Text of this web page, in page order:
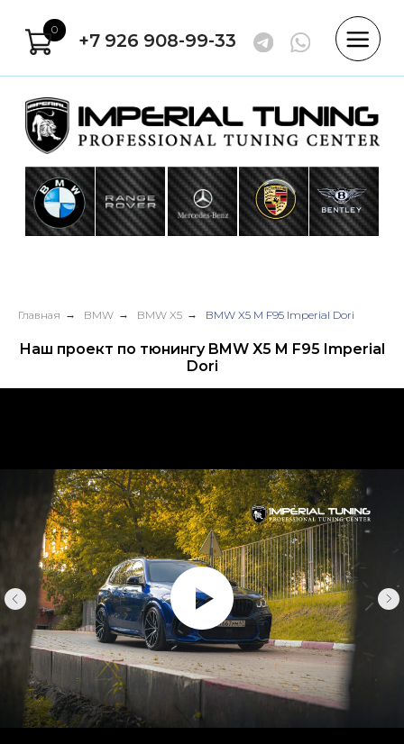
+7 926 908-99-33
Главная → BMW → BMW X5 → BMW X5 M F95 Imperial Dori
Наш проект по тюнингу BMW X5 M F95 Imperial
Dori